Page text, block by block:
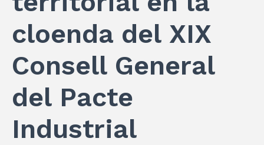
cloenda del XIX
Consell General
del Pacte
Industrial